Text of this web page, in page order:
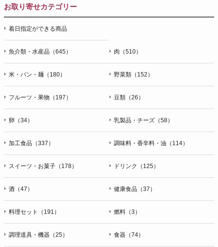
お取り寄せカテゴリー
着日指定ができる商品
魚介類・水産品（645） 肉（510）
米・パン・麺（180） 野菜類（152）
フルーツ・果物（197） 豆類（26）
卵（34） 乳製品・チーズ（58）
加工食品（337） 調味料・香辛料・油（114）
スイーツ・お菓子（178） ドリンク（125）
酒（47） 健康食品（37）
料理セット（191） 燃料（3）
調理道具・機器（25） 食器（74）